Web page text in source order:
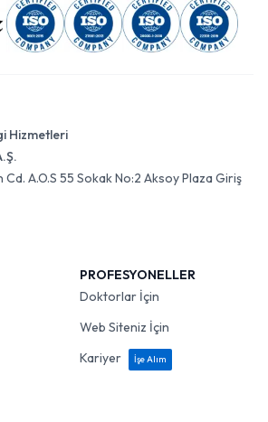
Hizmetleri
A.O.S 55 Sokak No:2 Aksoy Plaza Giriş
PROFESYONELLER
Doktorlar İçin
Web Siteniz İçin
Kariyer
İşe Alım